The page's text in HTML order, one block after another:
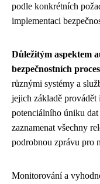
podle konkrétních
implementaci
Důležitým aspektem
bezpečnostních
různými systémy a
jejich základě
potenciálního úniku
zaznamenat všechny
podrobnou zprávu pro
Monitorování a